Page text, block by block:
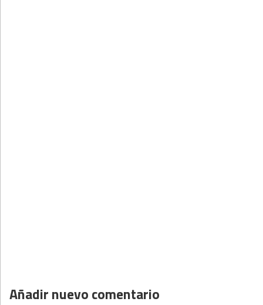
Añadir nuevo comentario